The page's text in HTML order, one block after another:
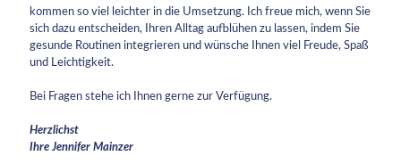
kommen so viel leichter in die Umsetzung. Ich freue mich, wenn Sie
sich dazu entscheiden, Ihren Alltag aufblühen zu lassen, indem Sie
gesunde Routinen integrieren und wünsche Ihnen viel Freude, Spaß
und Leichtigkeit.
Bei Fragen stehe ich Ihnen gerne zur Verfügung.
Herzlichst
Ihre Jennifer Mainzer